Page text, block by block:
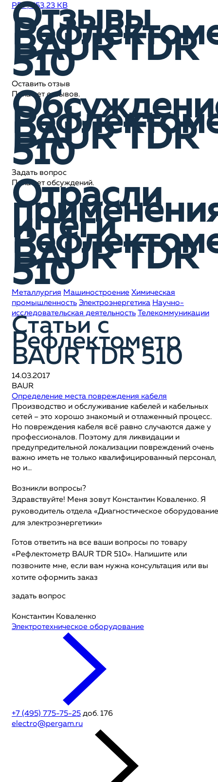
PDF, 553,23 KB
Отзывы
BAUR TDR
510
Оставить отзыв
Пока нет отзывов.
BAUR TDR
510
Задать вопрос
Пока нет обсуждений.
Отрасли
и теги
BAUR TDR
510
Металлургия Машиностроение Химическая
промышленность Электроэнергетика Научно-
исследовательская деятельность
Телекоммуникации
Статьи c
Рефлектометр
BAUR TDR 510
14.03.2017
BAUR
Определение места повреждения кабеля
Производство и обслуживание кабелей и кабельных
сетей – это хорошо знакомый и отлаженный процесс.
Но повреждения кабеля всё равно случаются даже у
профессионалов. Поэтому для ликвидации и
предупредительной локализации повреждений очень
важно иметь не только квалифицированный персонал,
но и...
Возникли вопросы?
Здравствуйте! Меня зовут Константин Коваленко. Я
руководитель отдела «Диагностическое оборудование
для электроэнергетики»
Готов ответить на все ваши вопросы по товару
«Рефлектометр BAUR TDR 510». Напишите или
позвоните мне, если вам нужна консультация или вы
хотите оформить заказ
задать вопрос
Константин Коваленко
Электротехническое оборудование
+7 (495) 775-75-25 доб. 176
electro@pergam.ru